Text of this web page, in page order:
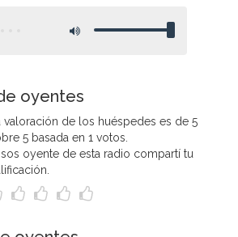
oyentes
valoración de los huéspedes es de 5
5 basada en 1 votos.
sos oyente de esta radio compartí tu